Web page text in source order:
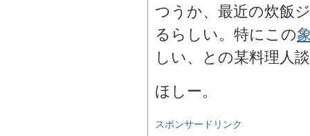
つうか、最近の炊飯
るらしい。特にこの
しい、との某料理人
ほしー。
スポンサードリンク